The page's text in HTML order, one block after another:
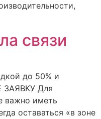
связи
до 50% и
ЗАЯВКУ Для
важно иметь
оставаться «в зоне